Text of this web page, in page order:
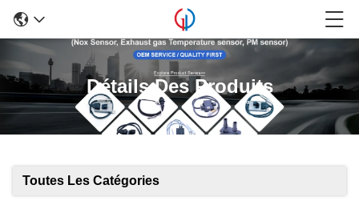
Détails Des Produits
Toutes Les Catégories